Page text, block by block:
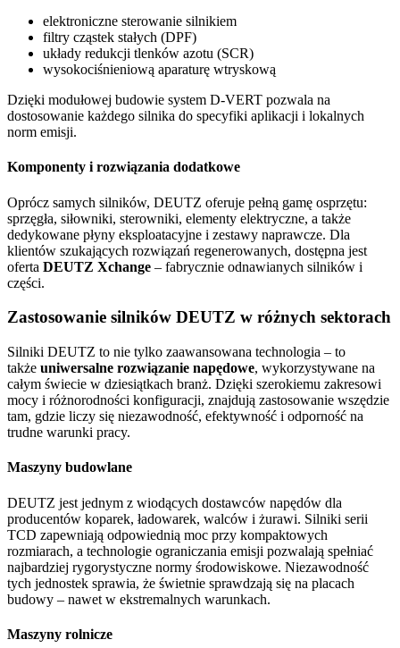
elektroniczne sterowanie silnikiem
filtry cząstek stałych (DPF)
układy redukcji tlenków azotu (SCR)
wysokociśnieniową aparaturę wtryskową
Dzięki modułowej budowie system D-VERT pozwala na
dostosowanie każdego silnika do specyfiki aplikacji i lokalnych
norm emisji.
Komponenty i rozwiązania dodatkowe
Oprócz samych silników, DEUTZ oferuje pełną gamę osprzętu:
sprzęgła, siłowniki, sterowniki, elementy elektryczne, a także
dedykowane płyny eksploatacyjne i zestawy naprawcze. Dla
klientów szukających rozwiązań regenerowanych, dostępna jest
oferta DEUTZ Xchange – fabrycznie odnawianych silników i
części.
Zastosowanie silników DEUTZ w różnych sektorach
Silniki DEUTZ to nie tylko zaawansowana technologia – to
także uniwersalne rozwiązanie napędowe, wykorzystywane na
całym świecie w dziesiątkach branż. Dzięki szerokiemu zakresowi
mocy i różnorodności konfiguracji, znajdują zastosowanie wszędzie
tam, gdzie liczy się niezawodność, efektywność i odporność na
trudne warunki pracy.
Maszyny budowlane
DEUTZ jest jednym z wiodących dostawców napędów dla
producentów koparek, ładowarek, walców i żurawi. Silniki serii
TCD zapewniają odpowiednią moc przy kompaktowych
rozmiarach, a technologie ograniczania emisji pozwalają spełniać
najbardziej rygorystyczne normy środowiskowe. Niezawodność
tych jednostek sprawia, że świetnie sprawdzają się na placach
budowy – nawet w ekstremalnych warunkach.
Maszyny rolnicze